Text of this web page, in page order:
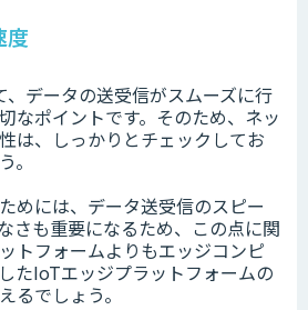
度
データの送受信がスムーズに行
なポイントです。そのため、ネッ
は、しっかりとチェックしてお
。
めには、データ送受信のスピー
さも重要になるため、この点に関
トフォームよりもエッジコンピ
たIoTエッジプラットフォームの
るでしょう。